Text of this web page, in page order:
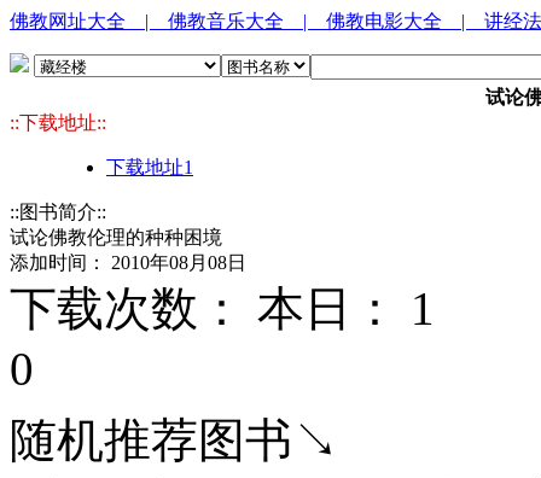
佛教网址大全 | 佛教音乐大全 | 佛教电影大全 | 讲经
试论
::下载地址::
下载地址1
::图书简介::
试论佛教伦理的种种困境
添加时间： 2010年08月08日
下载次数： 本日： 1
0
随机推荐图书↘